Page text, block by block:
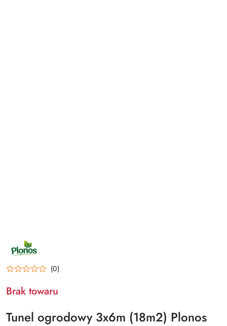
NAZWA
PRODUCENTA:
PLONOS
(0)
Brak towaru
Tunel ogrodowy 3x6m (18m2) Plonos